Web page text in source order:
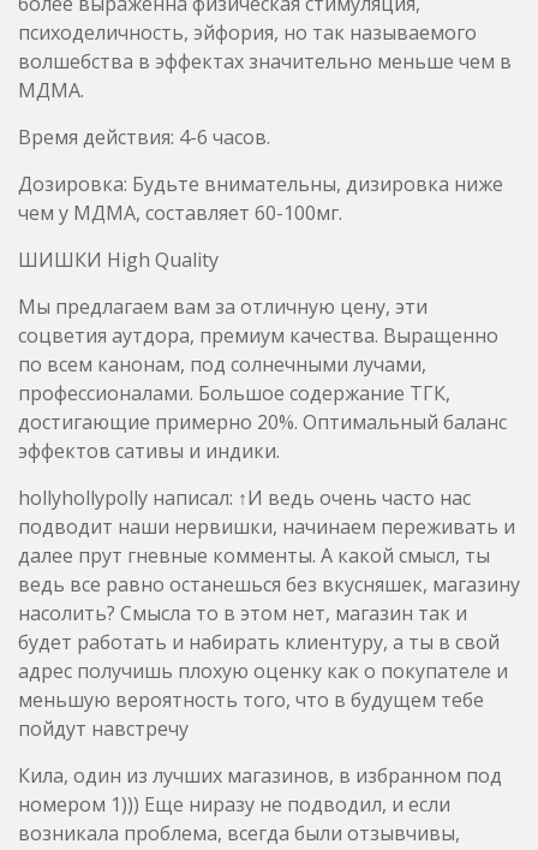
Дозировка: Будьте внимательны, дизировка ниже
чем у МДМА, составляет 60-100мг.
ШИШКИ High Quality
Мы предлагаем вам за отличную цену, эти
соцветия аутдора, премиум качества. Выращенно
по всем канонам, под солнечными лучами,
достигающие примерно 20%. Оптимальный баланс
hollyhollypolly написал: ↑И ведь очень часто нас
подводит наши нервишки, начинаем переживать и
далее прут гневные комменты. А какой смысл, ты
ведь все равно останешься без вкусняшек, магазину
насолить? Смысла то в этом нет, магазин так и
адрес получишь плохую оценку как о покупателе и
меньшую вероятность того, что в будущем тебе
пойдут навстречу
Кила, один из лучших магазинов, в избранном под
номером 1))) Еще ниразу не подводил, и если
возникала проблема, всегда были отзывчивы,
приятно работать с хорошими людьми. А клады
просто пушка, делают такие, что даже чайке будет
сложно понять что у него под носом вкусняшка))
Так что все эти слова «ненаход» пустой треп, меф
надо меньше нюхать.Нажмите, чтобы раскрыть…